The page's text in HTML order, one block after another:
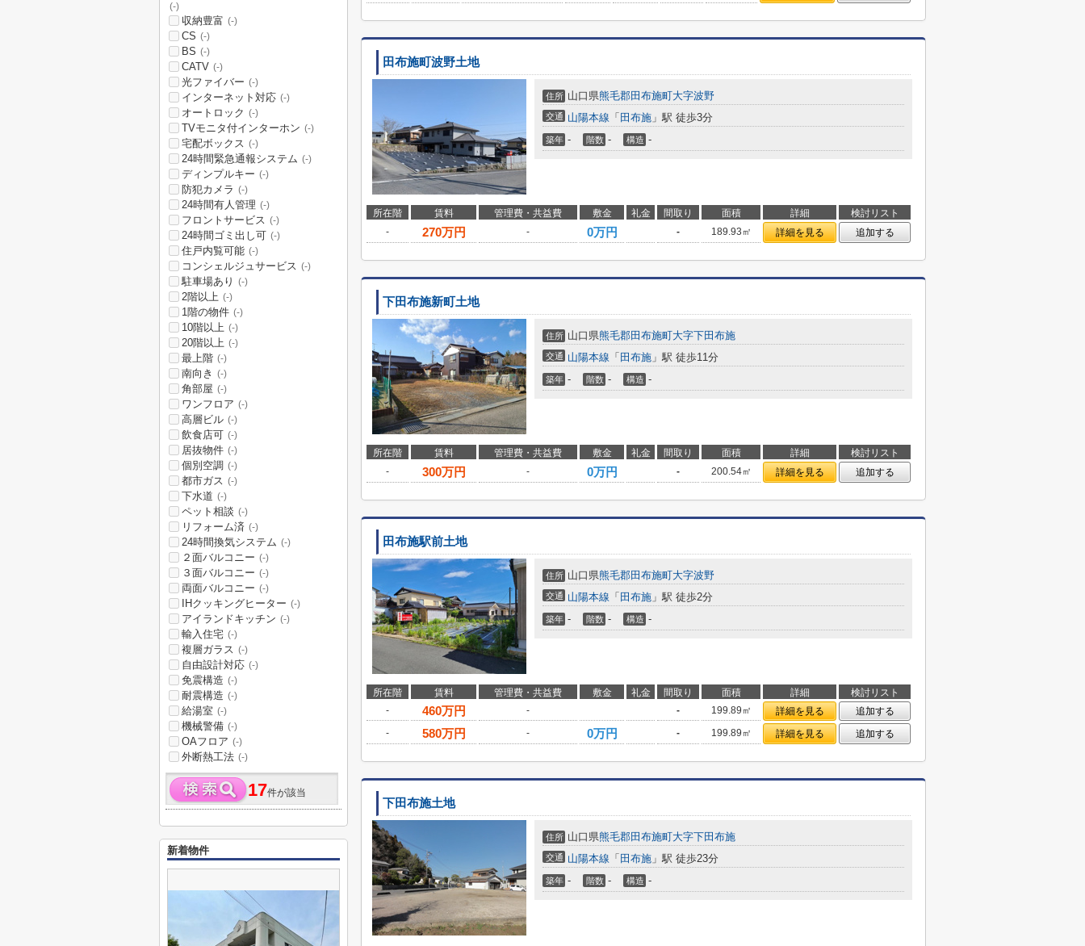
田布施町波野土地
住所 山口県熊毛郡田布施町大字波野
交通 山陽本線 「 田布施 」駅 徒歩3分
築年 - 階数 - 構造 -
所在階 賃料 管理費・共益費 敷金 礼金 間取り 面積 詳細
検討リスト
-
270万円 - 0万円 - 189.93㎡ 詳細を見る 追加する
下田布施新町土地
住所 山口県熊毛郡田布施町大字下田布施
交通 山陽本線 「 田布施 」駅 徒歩11分
築年 - 階数 - 構造 -
所在階 賃料 管理費・共益費 敷金 礼金 間取り 面積 詳細
検討リスト
-
300万円 - 0万円 - 200.54㎡ 詳細を見る 追加する
田布施駅前土地
住所 山口県熊毛郡田布施町大字波野
交通 山陽本線 「 田布施 」駅 徒歩2分
築年 - 階数 - 構造 -
所在階 賃料 管理費・共益費 敷金 礼金 間取り 面積 詳細
検討リスト
-
460万円 - - 199.89㎡ 詳細を見る
追加する
-
580万円 - 0万円 - 199.89㎡ 詳細を見る 追加する
下田布施土地
住所 山口県熊毛郡田布施町大字下田布施
交通 山陽本線 「 田布施 」駅 徒歩23分
築年 - 階数 - 構造 -
(-)
収納豊富 (-)
CS (-)
BS (-)
CATV (-)
光ファイバー (-)
インターネット対応 (-)
オートロック (-)
TVモニタ付インターホン (-)
宅配ボックス (-)
24時間緊急通報システム (-)
ディンプルキー (-)
防犯カメラ (-)
24時間有人管理 (-)
フロントサービス (-)
24時間ゴミ出し可 (-)
住戸内覧可能 (-)
コンシェルジュサービス (-)
駐車場あり (-)
2階以上 (-)
1階の物件 (-)
10階以上 (-)
20階以上 (-)
最上階 (-)
南向き (-)
角部屋 (-)
ワンフロア (-)
高層ビル (-)
飲食店可 (-)
居抜物件 (-)
個別空調 (-)
都市ガス (-)
下水道 (-)
ペット相談 (-)
リフォーム済 (-)
24時間換気システム (-)
２面バルコニー (-)
３面バルコニー (-)
両面バルコニー (-)
IHクッキングヒーター (-)
アイランドキッチン (-)
輸入住宅 (-)
複層ガラス (-)
自由設計対応 (-)
免震構造 (-)
耐震構造 (-)
給湯室 (-)
機械警備 (-)
OAフロア (-)
外断熱工法 (-)
17件が該当
新着物件